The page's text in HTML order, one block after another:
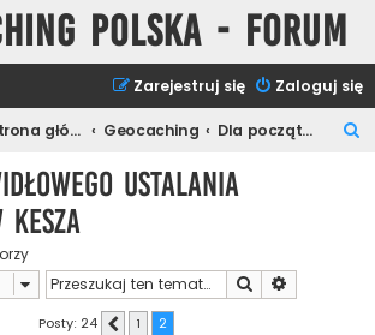
Polska - Forum
Zaloguj się
Zarejestruj się
Strona główna Geocaching Dla początkujących
ustalania
Szukaj
Posty: 24 Poprzednia
1
2